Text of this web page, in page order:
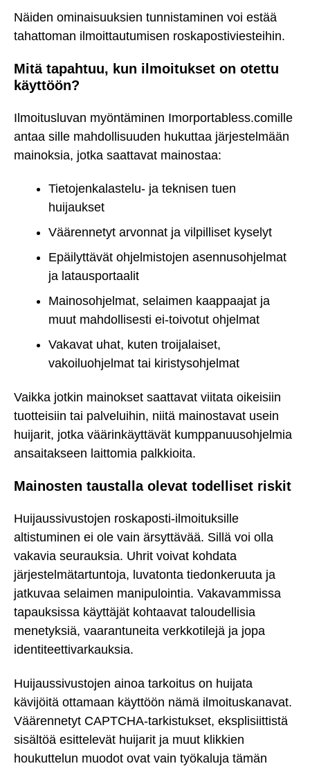
Näiden ominaisuuksien tunnistaminen voi estää
tahattoman ilmoittautumisen roskapostiviesteihin.
Mitä tapahtuu, kun ilmoitukset on otettu
käyttöön?
Ilmoitusluvan myöntäminen Imorportabless.comille
antaa sille mahdollisuuden hukuttaa järjestelmään
mainoksia, jotka saattavat mainostaa:
Tietojenkalastelu- ja teknisen tuen
huijaukset
Väärennetyt arvonnat ja vilpilliset kyselyt
Epäilyttävät ohjelmistojen asennusohjelmat
ja latausportaalit
Mainosohjelmat, selaimen kaappaajat ja
muut mahdollisesti ei-toivotut ohjelmat
Vakavat uhat, kuten troijalaiset,
vakoiluohjelmat tai kiristysohjelmat
Vaikka jotkin mainokset saattavat viitata oikeisiin
tuotteisiin tai palveluihin, niitä mainostavat usein
huijarit, jotka väärinkäyttävät kumppanuusohjelmia
ansaitakseen laittomia palkkioita.
Mainosten taustalla olevat todelliset riskit
Huijaussivustojen roskaposti-ilmoituksille
altistuminen ei ole vain ärsyttävää. Sillä voi olla
vakavia seurauksia. Uhrit voivat kohdata
järjestelmätartuntoja, luvatonta tiedonkeruuta ja
jatkuvaa selaimen manipulointia. Vakavammissa
tapauksissa käyttäjät kohtaavat taloudellisia
menetyksiä, vaarantuneita verkkotilejä ja jopa
identiteettivarkauksia.
Huijaussivustojen ainoa tarkoitus on huijata
kävijöitä ottamaan käyttöön nämä ilmoituskanavat.
Väärennetyt CAPTCHA-tarkistukset, eksplisiittistä
sisältöä esittelevät huijarit ja muut klikkien
houkuttelun muodot ovat vain työkaluja tämän